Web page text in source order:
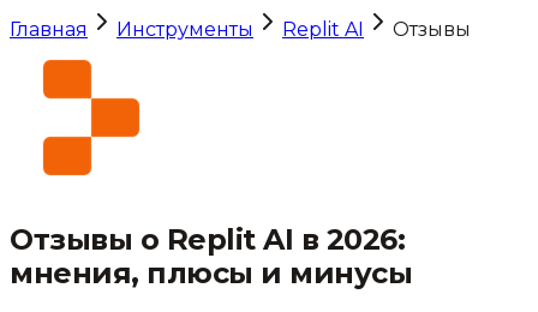
Главная Инструменты Replit AI Отзывы
Отзывы о Replit AI в 2026:
мнения, плюсы и минусы